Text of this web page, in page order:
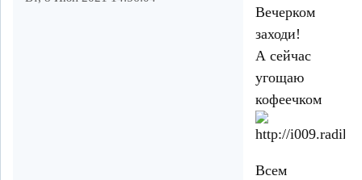
Вечерком
заходи!
А сейчас
угощаю
кофеечком
Всем